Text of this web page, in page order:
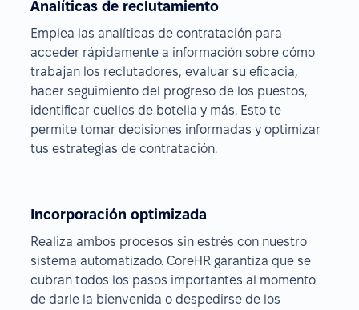
Analíticas de reclutamiento
Emplea las analíticas de contratación para
acceder rápidamente a información sobre cómo
trabajan los reclutadores, evaluar su eficacia,
hacer seguimiento del progreso de los puestos,
identificar cuellos de botella y más. Esto te
permite tomar decisiones informadas y optimizar
tus estrategias de contratación.
Incorporación optimizada
Realiza ambos procesos sin estrés con nuestro
sistema automatizado. CoreHR garantiza que se
cubran todos los pasos importantes al momento
de darle la bienvenida o despedirse de los